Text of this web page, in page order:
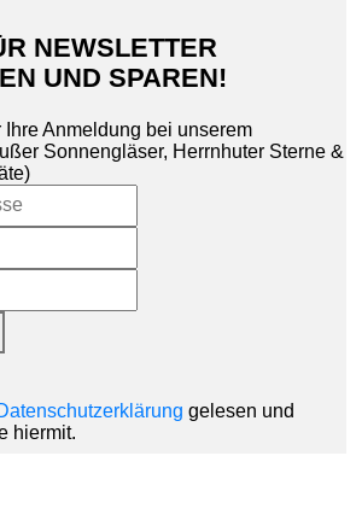
NEWSLETTER
UND SPAREN!
Ihre Anmeldung bei unserem
Sonnengläser, Herrnhuter Sterne &
gelesen und
hiermit.